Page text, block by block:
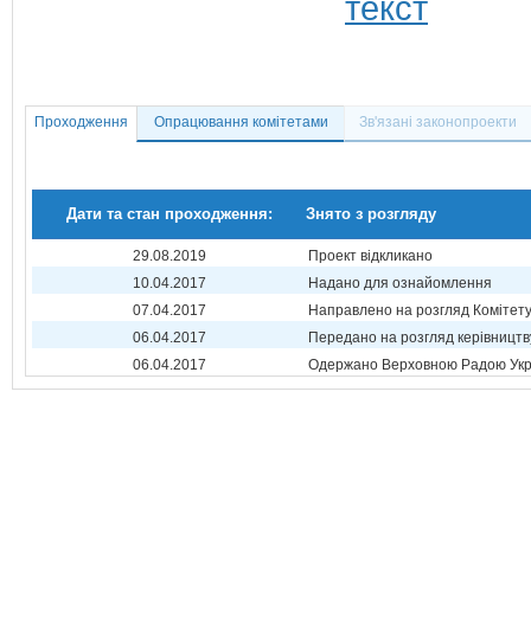
Проходження Опрацювання комітетами Зв'язані законопроекти
Дати та стан проходження: Знято з розгляду
29.08.2019
Проект відкликано
10.04.2017
Надано для ознайомлення
07.04.2017
Направлено на розгляд Комітету
06.04.2017
Передано на розгляд
06.04.2017
Одержано Верховною Радою